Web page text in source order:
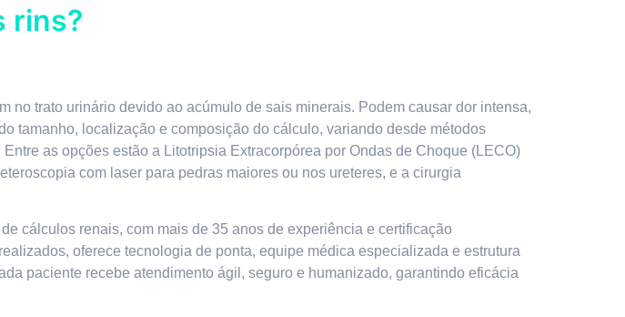
rins?
trato urinário devido ao acúmulo de sais minerais. Podem causar dor intensa,
tamanho, localização e composição do cálculo, variando desde métodos
as opções estão a Litotripsia Extracorpórea por Ondas de Choque (LECO)
com laser para pedras maiores ou nos ureteres, e a cirurgia
cálculos renais, com mais de 35 anos de experiência e certificação
oferece tecnologia de ponta, equipe médica especializada e estrutura
paciente recebe atendimento ágil, seguro e humanizado, garantindo eficácia